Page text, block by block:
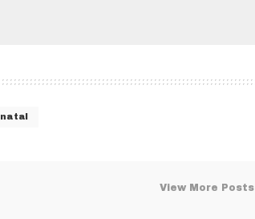
natal
View More Posts